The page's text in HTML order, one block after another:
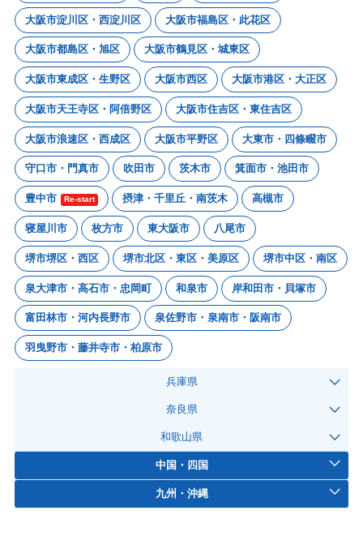
大阪市淀川区・西淀川区 大阪市福島区・此花区
大阪市都島区・旭区 大阪市鶴見区・城東区
大阪市東成区・生野区 大阪市西区 大阪市港区・大正区
大阪市天王寺区・阿倍野区 大阪市住吉区・東住吉区
大阪市浪速区・西成区 大阪市平野区 大東市・四條畷市
守口市・門真市 吹田市 茨木市 箕面市・池田市
豊中市 Re-start 摂津・千里丘・南茨木 高槻市
寝屋川市 枚方市 東大阪市 八尾市
堺市堺区・西区 堺市北区・東区・美原区 堺市中区・南区
泉大津市・高石市・忠岡町 和泉市 岸和田市・貝塚市
富田林市・河内長野市 泉佐野市・泉南市・阪南市
羽曳野市・藤井寺市・柏原市
兵庫県
奈良県
和歌山県
中国・四国
九州・沖縄